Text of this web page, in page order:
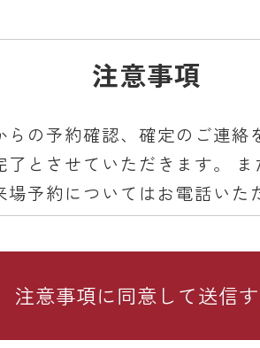
注意事項
らの予約確認、確定のご連絡
了とさせていただきます。
場予約についてはお電話いた
協力をお願いいたします。
お願い
ールのドメイン指定受信や、